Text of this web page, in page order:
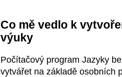
Co mě vedlo k
výuky
Počítačový program Jazyky
vytvářet na základě osobních